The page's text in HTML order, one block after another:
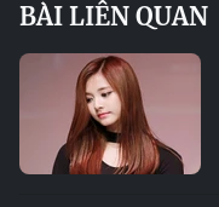
BÀI LIÊN QUAN